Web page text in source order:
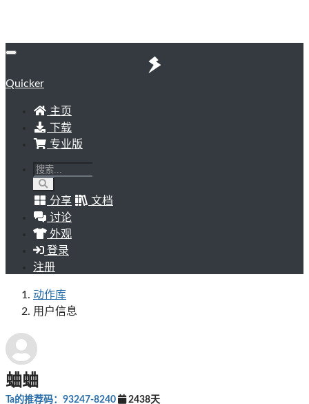
Quicker
主页
下载
专业版
分享
文档
讨论
外观
登录
注册
动作库
用户信息
蛐蛐
Ta的推荐码：93247-8240 2438天